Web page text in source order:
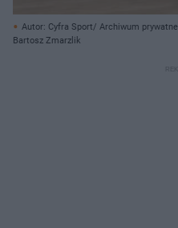
Autor: Cyfra Sport/ Archiwum prywatne
Bartosz Zmarzlik